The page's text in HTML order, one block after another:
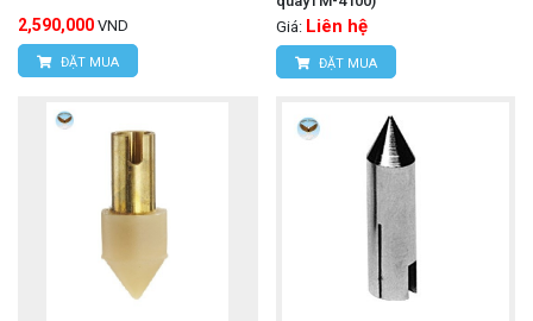
2,590,000 VND
ĐẶT MUA
Giá: Liên hệ
ĐẶT MUA